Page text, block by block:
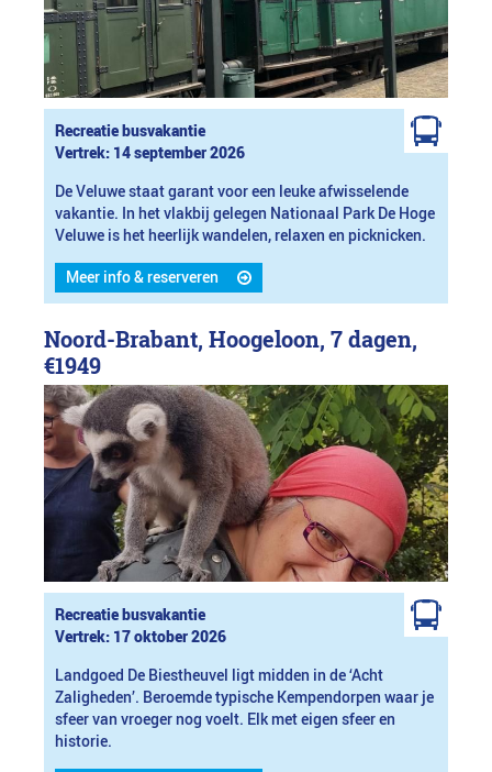
Recreatie busvakantie
Vertrek: 14 september 2026
De Veluwe staat garant voor een leuke afwisselende
vakantie. In het vlakbij gelegen Nationaal Park De Hoge
Veluwe is het heerlijk wandelen, relaxen en picknicken.
Meer info & reserveren
Noord-Brabant, Hoogeloon, 7 dagen,
€1949
Recreatie busvakantie
Vertrek: 17 oktober 2026
Landgoed De Biestheuvel ligt midden in de ‘Acht
Zaligheden’. Beroemde typische Kempendorpen waar je
sfeer van vroeger nog voelt. Elk met eigen sfeer en
historie.